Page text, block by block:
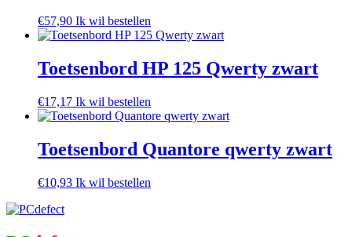
€57,90 Ik wil bestellen
Toetsenbord HP 125 Qwerty zwart
€17,17 Ik wil bestellen
Toetsenbord Quantore qwerty zwart
€10,93 Ik wil bestellen